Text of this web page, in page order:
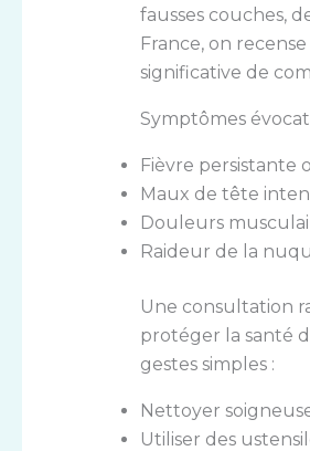
fausses couches,
France, on
significative de
Symptômes
Fièvre persistante
Maux de tête
Douleurs
Raideur de la
Une consultation
protéger la santé
gestes simples :
Nettoyer
Utiliser des